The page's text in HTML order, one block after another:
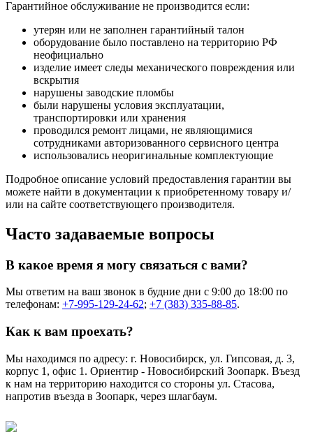
Гарантийное обслуживание не производится если:
утерян или не заполнен гарантийный талон
оборудование было поставлено на территорию РФ
неофициально
изделие имеет следы механического повреждения или
вскрытия
нарушены заводские пломбы
были нарушены условия эксплуатации,
транспортировки или хранения
проводился ремонт лицами, не являющимися
сотрудниками авторизованного сервисного центра
использовались неоригинальные комплектующие
Подробное описание условий предоставления гарантии вы
можете найти в документации к приобретенному товару и/
или на сайте соответствующего производителя.
Часто задаваемые вопросы
В какое время я могу связаться с вами?
Мы ответим на ваш звонок в будние дни с 9:00 до 18:00 по
телефонам: +7-995-129-24-62; +7 (383) 335-88-85.
Как к вам проехать?
Мы находимся по адресу: г. Новосибирск, ул. Гипсовая, д. 3,
корпус 1, офис 1. Ориентир - Новосибирский Зоопарк. Въезд
к нам на территорию находится со стороны ул. Стасова,
напротив въезда в Зоопарк, через шлагбаум.